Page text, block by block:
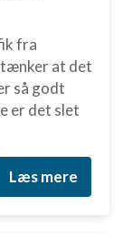
fra
at det
så godt
er det slet
Læs mere